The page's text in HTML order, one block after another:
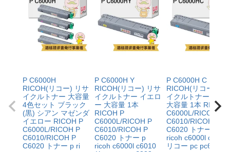
P C6000H
RICOH(リコー) リサ
イクルトナー 大容量
4色セット ブラック
(黒) シアン マゼンダ
イエロー RICOH P
C6000L/RICOH P
C6010/RICOH P
C6020 トナー p ri
P C6000H Y
RICOH(リコー) リサ
イクルトナー イエロ
ー 大容量 1本
RICOH P
C6000L/RICOH P
C6010/RICOH P
C6020 トナー p
ricoh c6000l c6010
P C6000H C
RICOH(リコー) リ
イクルトナー シア
大容量 1本 RICOH
C6000L/RICOH P
C6010/RICOH P
C6020 トナー p
ricoh c6000l c6010
リコー pc pc6000 c